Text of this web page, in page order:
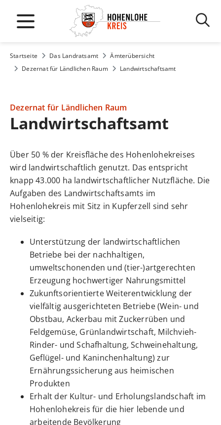
Startseite Das Landratsamt
Ämterübersicht
Dezernat für Ländlichen Raum
Landwirtschaftsamt
Dezernat für Ländlichen Raum
Landwirtschaftsamt
Über 50 % der Kreisfläche des Hohenlohekreises
wird landwirtschaftlich genutzt. Das entspricht
knapp 43.000 ha landwirtschaftlicher Nutzfläche. Die
Aufgaben des Landwirtschaftsamts im
Hohenlohekreis mit Sitz in Kupferzell sind sehr
vielseitig:
Unterstützung der landwirtschaftlichen
Betriebe bei der nachhaltigen,
umweltschonenden und (tier-)artgerechten
Erzeugung hochwertiger Nahrungsmittel
Zukunftsorientierte Weiterentwicklung der
vielfältig ausgerichteten Betriebe (Wein- und
Obstbau, Ackerbau mit Zuckerrüben und
Feldgemüse, Grünlandwirtschaft, Milchvieh-
Rinder- und Schafhaltung, Schweinehaltung,
Geflügel- und Kaninchenhaltung) zur
Ernährungssicherung aus heimischen
Produkten
Erhalt der Kultur- und Erholungslandschaft im
Hohenlohekreis für die hier lebende und
arbeitende Bevölkerung